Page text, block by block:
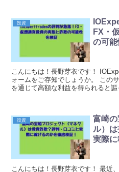
投資
FX・
の可
こんにちは！長野芽衣です！
ォームをご存知でしょうか。 この
を通じて高額な利益を得られると
投資
富崎
ル）
実際に
こんにちは！長野芽衣です！ 最近